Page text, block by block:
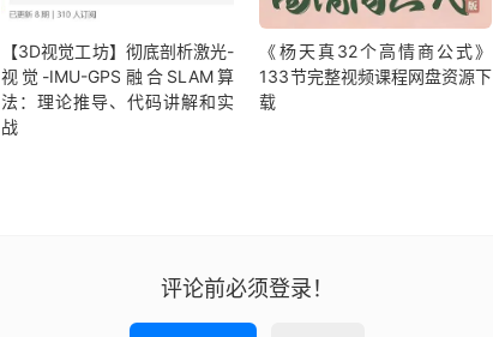
【3D视觉工坊】彻底剖析激光-
视觉-IMU-GPS融合SLAM算
法：理论推导、代码讲解和实
战
《杨天真32个高情商公式》
133节完整视频课程网盘资源下
载
评论前必须登录！